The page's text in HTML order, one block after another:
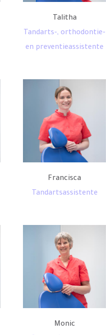
Talitha
Tandarts-, orthodontie-
en preventieassistente
Francisca
Tandartsassistente
Monic